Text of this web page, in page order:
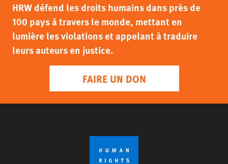
HRW défend les droits humains dans près de
100 pays à travers le monde, mettant en
lumière les violations et appelant à traduire
leurs auteurs en justice.
FAIRE UN DON